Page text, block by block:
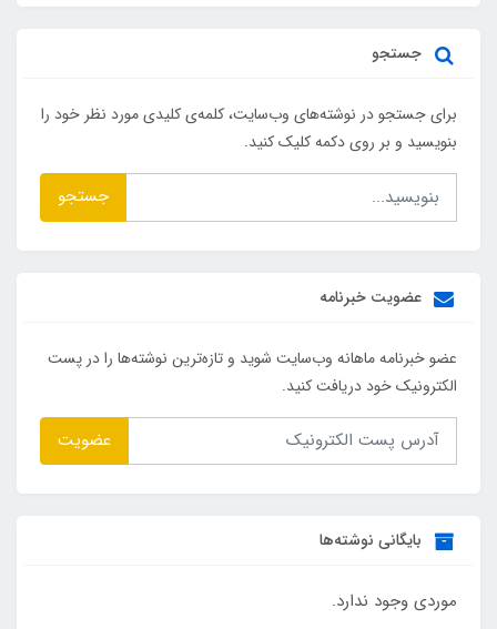
جستجو
برای جستجو در نوشته‌های وب‌سایت، کلمه‌ی کلیدی مورد نظر خود را
بنویسید و بر روی دکمه کلیک کنید.
جستجو
عضویت خبرنامه
عضو خبرنامه ماهانه وب‌سایت شوید و تازه‌ترین نوشته‌ها را در پست
الکترونیک خود دریافت کنید.
عضویت
بایگانی نوشته‌ها
موردی وجود ندارد.